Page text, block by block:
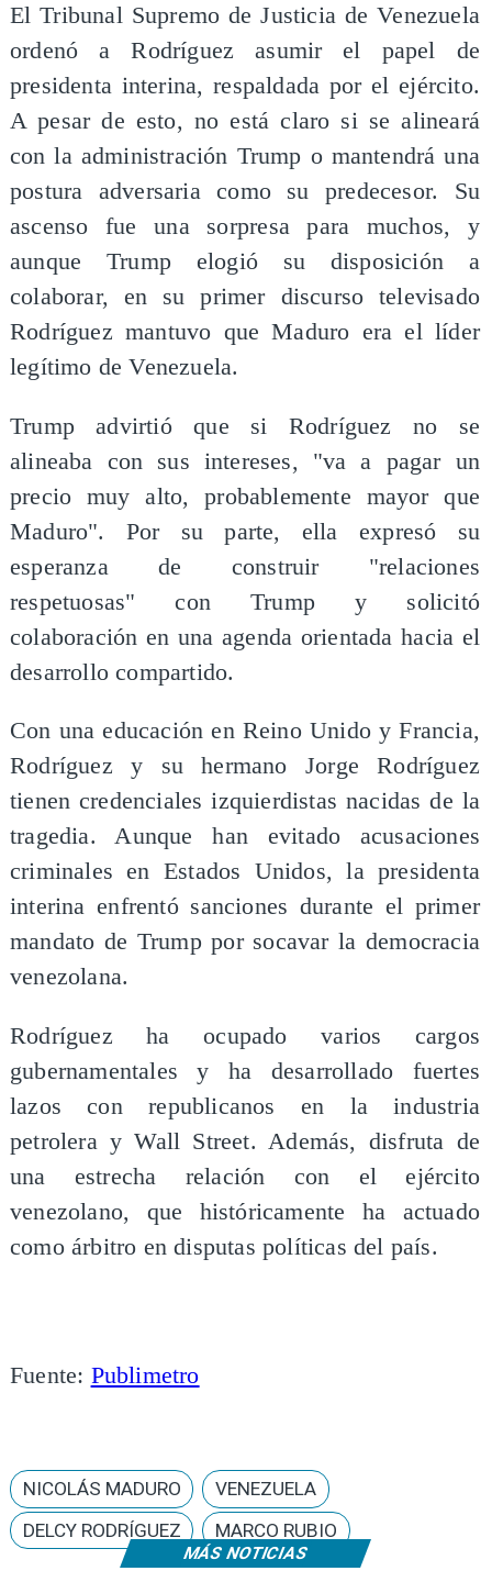
MÁS NOTICIAS
El Tribunal Supremo de Justicia de Venezuela
ordenó a Rodríguez asumir el papel de
presidenta interina, respaldada por el ejército.
A pesar de esto, no está claro si se alineará
con la administración Trump o mantendrá una
postura adversaria como su predecesor. Su
ascenso fue una sorpresa para muchos, y
aunque Trump elogió su disposición a
colaborar, en su primer discurso televisado
Rodríguez mantuvo que Maduro era el líder
legítimo de Venezuela.
Trump advirtió que si Rodríguez no se
alineaba con sus intereses, "va a pagar un
precio muy alto, probablemente mayor que
Maduro". Por su parte, ella expresó su
esperanza de construir "relaciones
respetuosas" con Trump y solicitó
colaboración en una agenda orientada hacia el
desarrollo compartido.
Con una educación en Reino Unido y Francia,
Rodríguez y su hermano Jorge Rodríguez
tienen credenciales izquierdistas nacidas de la
tragedia. Aunque han evitado acusaciones
criminales en Estados Unidos, la presidenta
interina enfrentó sanciones durante el primer
mandato de Trump por socavar la democracia
venezolana.
Rodríguez ha ocupado varios cargos
gubernamentales y ha desarrollado fuertes
lazos con republicanos en la industria
petrolera y Wall Street. Además, disfruta de
una estrecha relación con el ejército
venezolano, que históricamente ha actuado
como árbitro en disputas políticas del país.
Fuente: Publimetro
NICOLÁS MADURO
VENEZUELA
DELCY RODRÍGUEZ
MARCO RUBIO